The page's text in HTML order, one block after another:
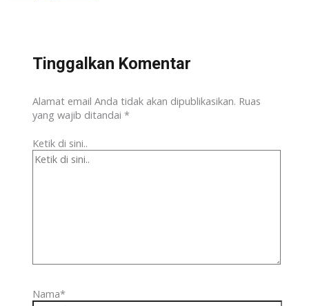
Tinggalkan Komentar
Alamat email Anda tidak akan dipublikasikan. Ruas
yang wajib ditandai*
Ketik di sini..
Nama*